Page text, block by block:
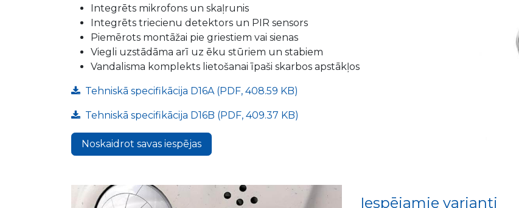
Integrēts mikrofons un skaļrunis
Integrēts triecienu detektors un PIR sensors
Piemērots montāžai pie griestiem vai sienas
Viegli uzstādāma arī uz ēku stūriem un stabiem
Vandalisma komplekts lietošanai īpaši skarbos apstākļos
Tehniskā specifikācija D16A (PDF, 408.59 KB)
Tehniskā specifikācija D16B (PDF, 409.37 KB)
Noskaidrot savas iespējas
Iespējamie varianti